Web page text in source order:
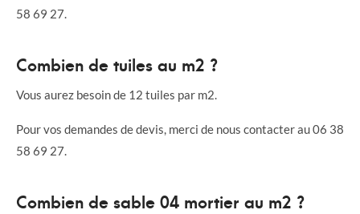
58 69 27.
Combien de tuiles au m2 ?
Vous aurez besoin de 12 tuiles par m2.
Pour vos demandes de devis, merci de nous contacter au 06 38
58 69 27.
Combien de sable 04 mortier au m2 ?